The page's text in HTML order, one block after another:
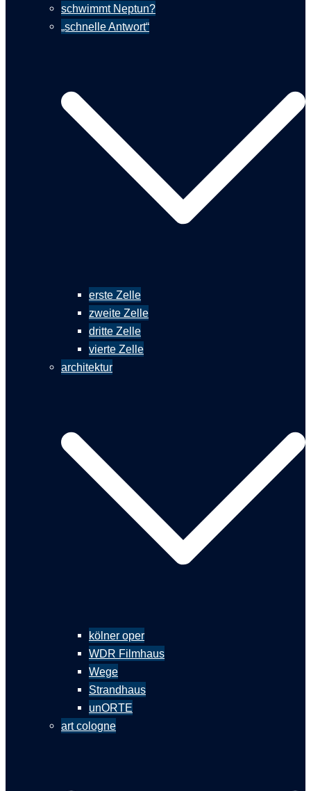
schwimmt Neptun?
„schnelle Antwort“
erste Zelle
zweite Zelle
dritte Zelle
vierte Zelle
architektur
kölner oper
WDR Filmhaus
Wege
Strandhaus
unORTE
art cologne